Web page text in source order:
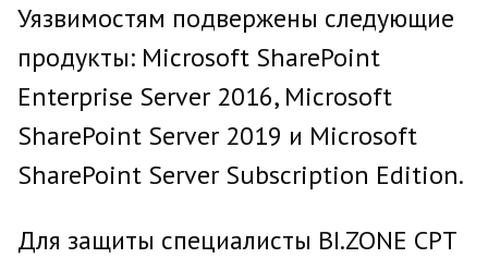
Уязвимостям подвержены следующие
продукты: Microsoft SharePoint
Enterprise Server 2016, Microsoft
SharePoint Server 2019 и Microsoft
SharePoint Server Subscription Edition.
Для защиты специалисты BI.ZONE CPT